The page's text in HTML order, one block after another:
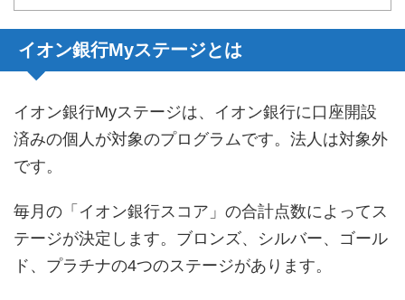
イオン銀行Myステージとは
イオン銀行Myステージは、イオン銀行に口座開設
済みの個人が対象のプログラムです。法人は対象外
です。
毎月の「イオン銀行スコア」の合計点数によってス
テージが決定します。ブロンズ、シルバー、ゴール
ド、プラチナの4つのステージがあります。